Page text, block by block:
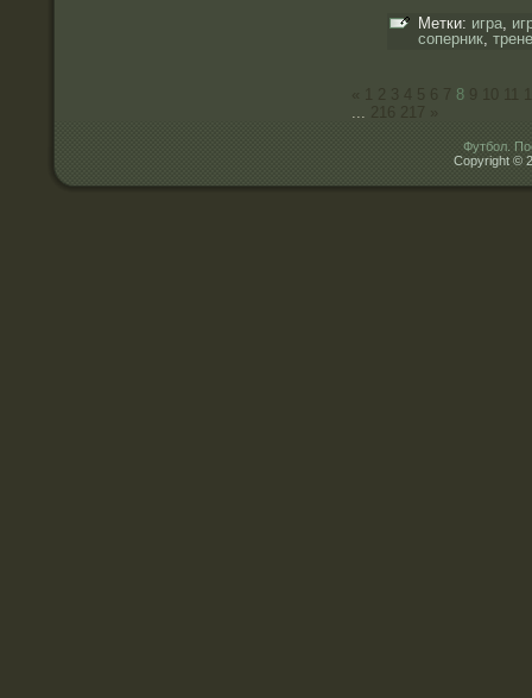
Метки: игра,
соперник,
8
...
Футбол.
Copyright ©